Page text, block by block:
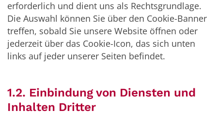
erforderlich und dient uns als Rechtsgrundlage.
Die Auswahl können Sie über den Cookie-Banner
treffen, sobald Sie unsere Website öffnen oder
jederzeit über das Cookie-Icon, das sich unten
links auf jeder unserer Seiten befindet.
1.2. Einbindung von Diensten und
Inhalten Dritter